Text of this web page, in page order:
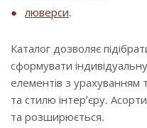
люверси.
Каталог дозволяє
сформувати
елементів з урахуванням
та стилю інтер’єру.
та розширюється.